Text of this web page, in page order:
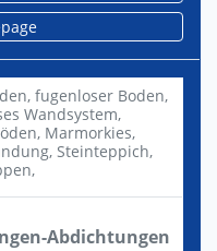
fugenloser Boden,
Wandsystem,
Marmorkies,
Steinteppich,
Abdichtungen